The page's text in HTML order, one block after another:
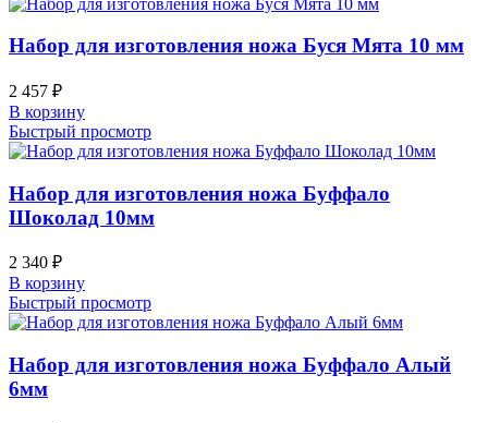
Набор для изготовления ножа Буся Мята 10 мм
2 457 ₽
В корзину
Быстрый просмотр
Набор для изготовления ножа Буффало
Шоколад 10мм
2 340 ₽
В корзину
Быстрый просмотр
Набор для изготовления ножа Буффало Алый
6мм